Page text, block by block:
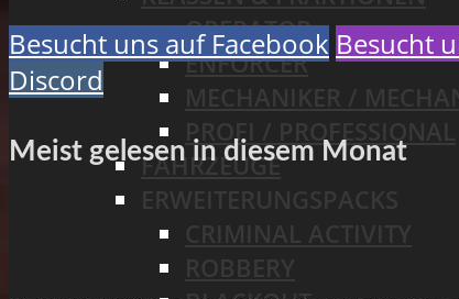
OPERATOR
ENFORCER
PROFI / PROFESSIONAL
FAHRZEUGE
Besucht uns auf Facebook Besucht
Discord
Meist gelesen in diesem Monat